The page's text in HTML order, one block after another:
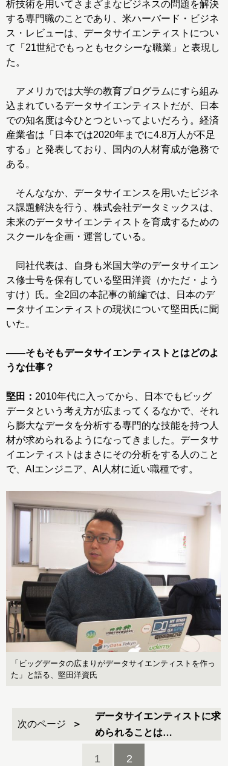
析技術を用いてさまざまなビジネスの問題を解決
する専門職のことであり、米ハーバード・ビジネ
ス・レビューは、データサイエンティストについ
て「21世紀でもっともセクシーな職業」と表現し
た。
アメリカでは大学の教育プログラムにすら組み
込まれているデータサイエンティストだが、日本
での知名度は今ひとつといってよいだろう。経済
産業省は「日本では2020年までに4.8万人が不足
する」と発表しており、国内の人材育成が急務で
ある。
そんななか、データサイエンスを用いたビジネ
ス課題解決を行う、株式会社データミックスは、
未来のデータサイエンティストを育成するための
スクールを企画・運営している。
同社代表は、自身も米国大学のデータサイエン
ス修士号を保有している堅田洋資（かただ・よう
すけ）氏。全2回の本記事の前編では、日本のデ
ータサイエンティストの現状について堅田氏に聞
いた。
――そもそもデータサイエンティストとはどのよ
うな仕事？
堅田： 2010年代に入ってから、日本でもビッグ
データという考え方が広まってくるなかで、それ
ら膨大なデータを分析する専門的な技能を持つ人
材が求められるようになってきました。データサ
イエンティストはまさにその分析をする人のこと
で、AIエンジニア、AI人材に近い職種です。
「ビッグデータの広まりがデータサイエンティストを作っ
た」と語る、堅田洋資氏
次のページ
データサイエンティストに求
められることは…
1 2